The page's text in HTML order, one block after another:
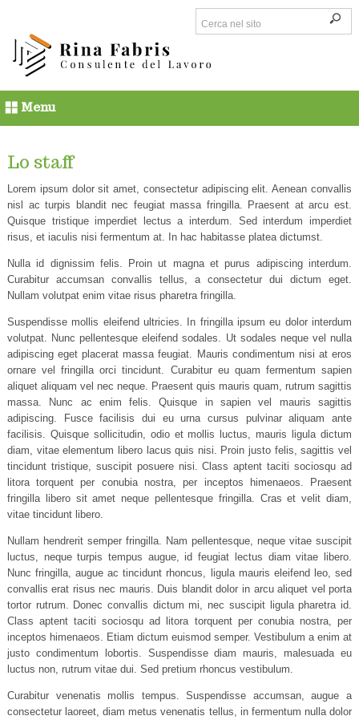
Menu
Lo staff
Lorem ipsum dolor sit amet, consectetur adipiscing elit. Aenean convallis
nisl ac turpis blandit nec feugiat massa fringilla. Praesent at arcu est.
Quisque tristique imperdiet lectus a interdum. Sed interdum imperdiet
risus, et iaculis nisi fermentum at. In hac habitasse platea dictumst.
Nulla id dignissim felis. Proin ut magna et purus adipiscing interdum.
Curabitur accumsan convallis tellus, a consectetur dui dictum eget.
Nullam volutpat enim vitae risus pharetra fringilla.
Suspendisse mollis eleifend ultricies. In fringilla ipsum eu dolor interdum
volutpat. Nunc pellentesque eleifend sodales. Ut sodales neque vel nulla
adipiscing eget placerat massa feugiat. Mauris condimentum nisi at eros
ornare vel fringilla orci tincidunt. Curabitur eu quam fermentum sapien
aliquet aliquam vel nec neque. Praesent quis mauris quam, rutrum sagittis
massa. Nunc ac enim felis. Quisque in sapien vel mauris sagittis
adipiscing. Fusce facilisis dui eu urna cursus pulvinar aliquam ante
facilisis. Quisque sollicitudin, odio et mollis luctus, mauris ligula dictum
diam, vitae elementum libero lacus quis nisi. Proin justo felis, sagittis vel
tincidunt tristique, suscipit posuere nisi. Class aptent taciti sociosqu ad
litora torquent per conubia nostra, per inceptos himenaeos. Praesent
fringilla libero sit amet neque pellentesque fringilla. Cras et velit diam,
vitae tincidunt libero.
Nullam hendrerit semper fringilla. Nam pellentesque, neque vitae suscipit
luctus, neque turpis tempus augue, id feugiat lectus diam vitae libero.
Nunc fringilla, augue ac tincidunt rhoncus, ligula mauris eleifend leo, sed
convallis erat risus nec mauris. Duis blandit dolor in arcu aliquet vel porta
tortor rutrum. Donec convallis dictum mi, nec suscipit ligula pharetra id.
Class aptent taciti sociosqu ad litora torquent per conubia nostra, per
inceptos himenaeos. Etiam dictum euismod semper. Vestibulum a enim at
justo condimentum lobortis. Suspendisse diam mauris, malesuada eu
luctus non, rutrum vitae dui. Sed pretium rhoncus vestibulum.
Curabitur venenatis mollis tempus. Suspendisse accumsan, augue a
consectetur laoreet, diam metus venenatis tellus, in fermentum nulla dolor